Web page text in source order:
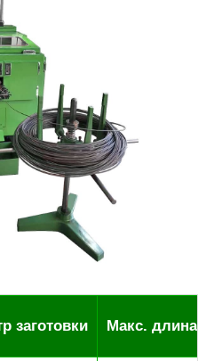
заготовки Макс. длина